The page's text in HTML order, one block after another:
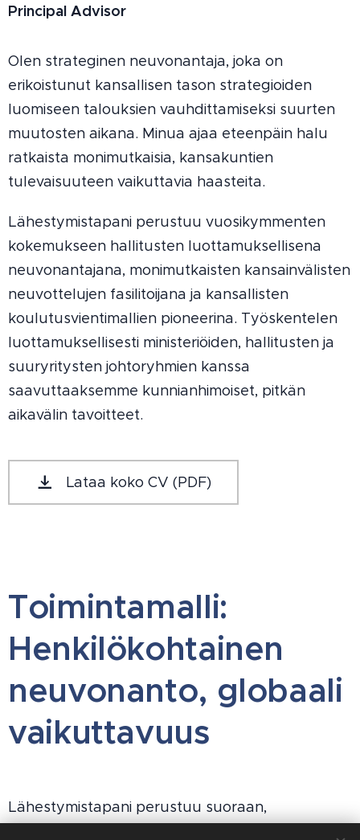
Principal Advisor
Olen strateginen neuvonantaja, joka on
erikoistunut kansallisen tason strategioiden
luomiseen talouksien vauhdittamiseksi suurten
muutosten aikana. Minua ajaa eteenpäin halu
ratkaista monimutkaisia, kansakuntien
tulevaisuuteen vaikuttavia haasteita.
Lähestymistapani perustuu vuosikymmenten
kokemukseen hallitusten luottamuksellisena
neuvonantajana, monimutkaisten kansainvälisten
neuvottelujen fasilitoijana ja kansallisten
koulutusvientimallien pioneerina. Työskentelen
luottamuksellisesti ministeriöiden, hallitusten ja
suuryritysten johtoryhmien kanssa
saavuttaaksemme kunnianhimoiset, pitkän
aikavälin tavoitteet.
Lataa koko CV (PDF)
Toimintamalli:
Henkilökohtainen
neuvonanto, globaali
vaikuttavuus
Lähestymistapani perustuu suoraan,